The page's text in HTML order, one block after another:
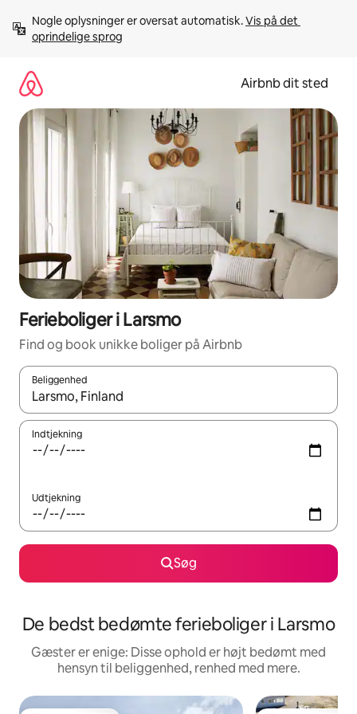
videre
Nogle oplysninger er oversat automatisk. Vis på det
oprindelige sprog
Airbnb dit sted
Ferieboliger i Larsmo
Find og book unikke boliger på Airbnb
Beliggenhed
Når resultaterne er tilgængelige, skal du navigere med
Indtjekning
Udtjekning
Søg
De bedst bedømte ferieboliger i Larsmo
Gæster er enige: Disse ophold er højt bedømt med
hensyn til beliggenhed, renhed med mere.